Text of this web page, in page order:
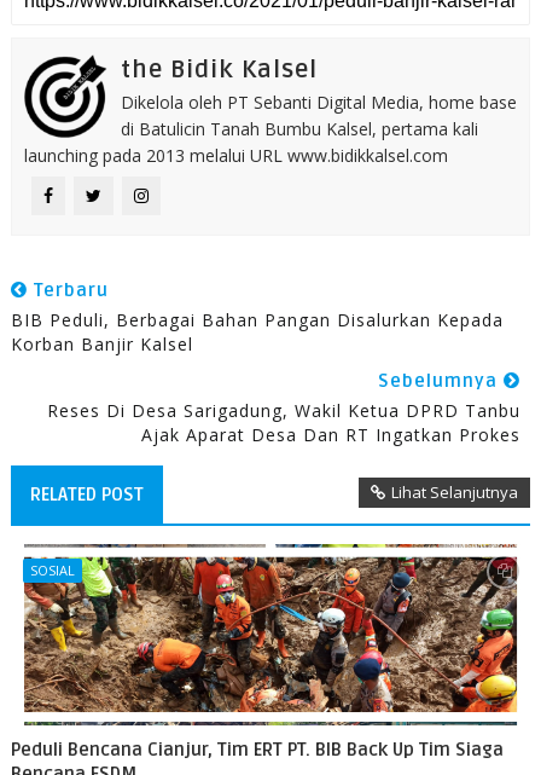
the Bidik Kalsel
Dikelola oleh PT Sebanti Digital Media, home base
di Batulicin Tanah Bumbu Kalsel, pertama kali
launching pada 2013 melalui URL www.bidikkalsel.com
Terbaru
BIB Peduli, Berbagai Bahan Pangan Disalurkan Kepada
Korban Banjir Kalsel
Sebelumnya
Reses Di Desa Sarigadung, Wakil Ketua DPRD Tanbu
Ajak Aparat Desa Dan RT Ingatkan Prokes
RELATED POST Lihat Selanjutnya
SOSIAL
Peduli Bencana Cianjur, Tim ERT PT. BIB Back Up Tim Siaga